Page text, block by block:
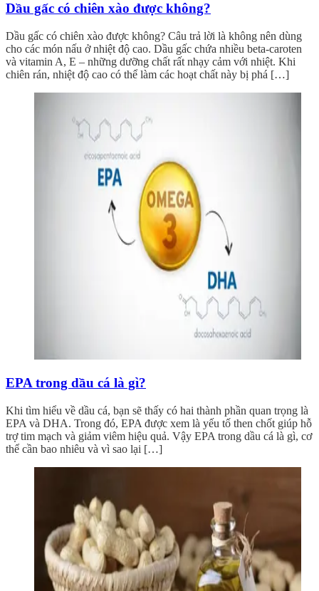
Dầu gấc có chiên xào được không?
Dầu gấc có chiên xào được không? Câu trả lời là không nên dùng
cho các món nấu ở nhiệt độ cao. Dầu gấc chứa nhiều beta-caroten
và vitamin A, E – những dưỡng chất rất nhạy cảm với nhiệt. Khi
chiên rán, nhiệt độ cao có thể làm các hoạt chất này bị phá […]
EPA trong dầu cá là gì?
Khi tìm hiểu về dầu cá, bạn sẽ thấy có hai thành phần quan trọng là
EPA và DHA. Trong đó, EPA được xem là yếu tố then chốt giúp hỗ
trợ tim mạch và giảm viêm hiệu quả. Vậy EPA trong dầu cá là gì, cơ
thể cần bao nhiêu và vì sao lại […]